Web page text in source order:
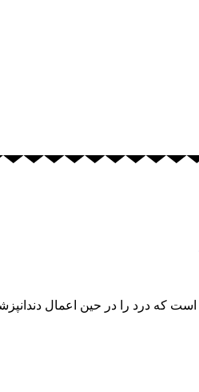
که درد را در حین اعمال